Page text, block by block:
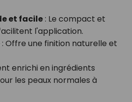
et facile: Le compact et
l'application.
: Offre une finition naturelle et
enrichi en ingrédients
les peaux normales à